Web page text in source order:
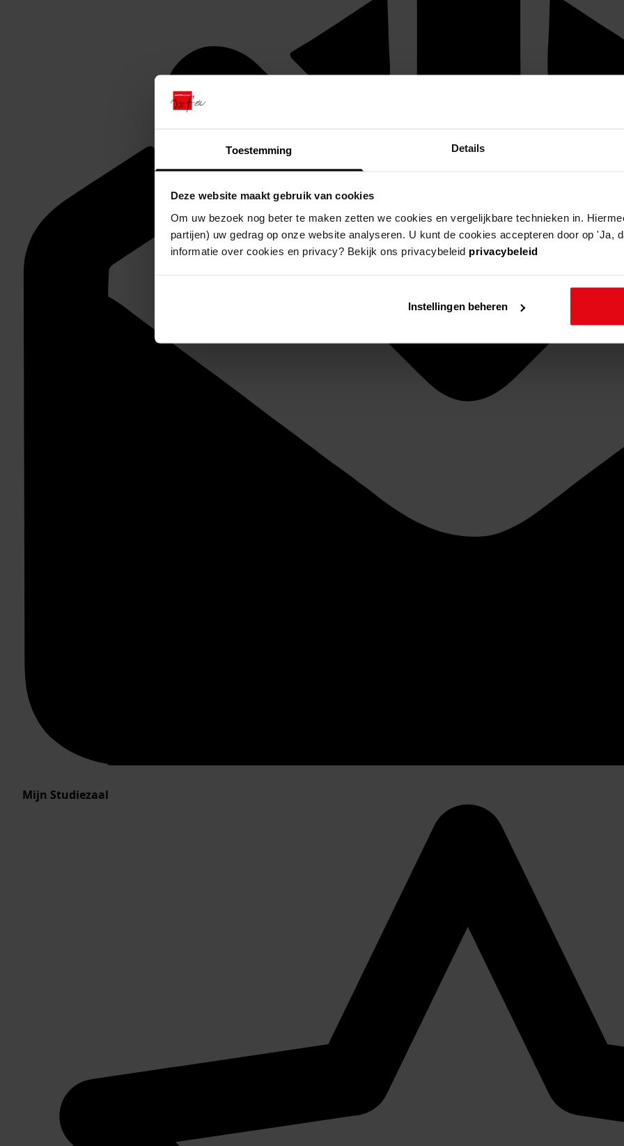
Toestemming Details
Deze website maakt gebruik van cookies
Om uw bezoek nog beter te maken zetten we cookies en vergelijkbare technieken in.
partijen) uw gedrag op onze website analyseren. U kunt de cookies accepteren door op 'Ja,
informatie over cookies en privacy? Bekijk ons privacybeleid privacybeleid
Instellingen beheren
Mijn Studiezaal